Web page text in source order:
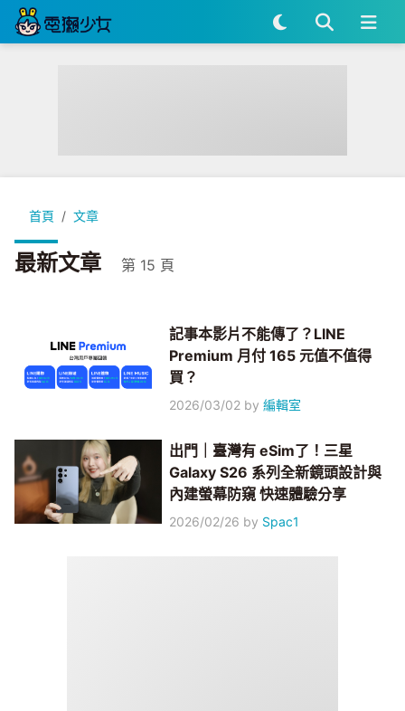
首頁 文章
最新文章 第 15 頁
記事本影片不能傳了？LINE
Premium 月付 165 元值不值得
買？
2026/03/02 by編輯室
出門｜臺灣有 eSim了！三星
Galaxy S26 系列全新鏡頭設計與
內建螢幕防窺 快速體驗分享
2026/02/26 by Spac1